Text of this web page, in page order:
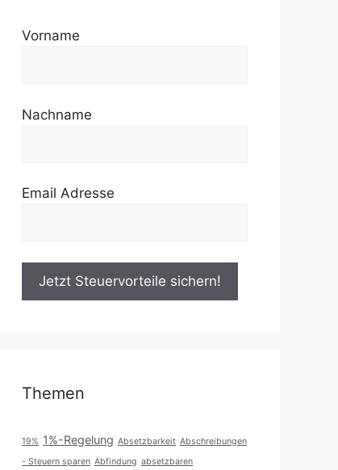
Vorname
Nachname
Email Adresse
Themen
19% 1%-Regelung Absetzbarkeit Abschreibungen
- Steuern sparen Abfindung absetzbaren